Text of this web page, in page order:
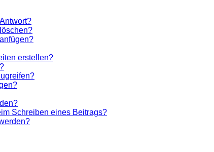
erstellen?
Schreiben eines Beitrags?